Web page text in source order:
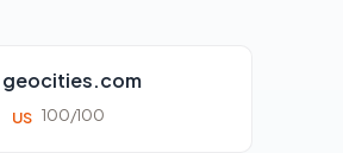
geocities.com
US 100/100